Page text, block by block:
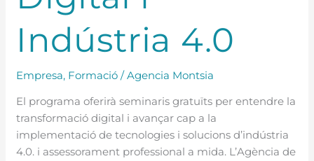
Indústria 4.0
Empresa, Formació /Agencia Montsia
El programa oferirà seminaris gratuïts per entendre la
transformació digital i avançar cap a la
implementació de tecnologies i solucions d’indústria
4.0. i assessorament professional a mida. L’Agència de